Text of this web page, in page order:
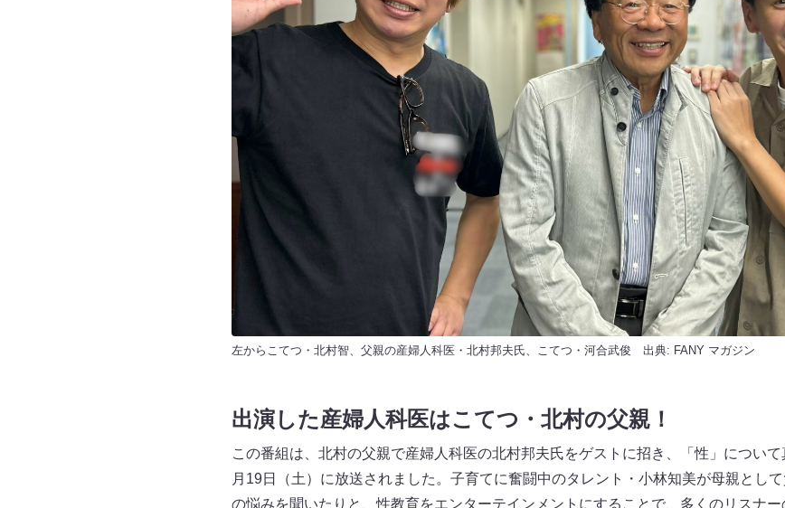
左からこてつ・北村智、父親の産婦人科医・北村邦夫氏、こてつ・河合武俊 出典: FANY マガジン
出演した産婦人科医はこてつ・北村の父親！
この番組は、北村の父親で産婦人科医の北村邦夫氏をゲストに招き、「性」につい
月19日（土）に放送されました。子育てに奮闘中のタレント・小林知美が母親とし
の悩みを聞いたりと、性教育をエンターテインメントにすることで、多くのリスナー